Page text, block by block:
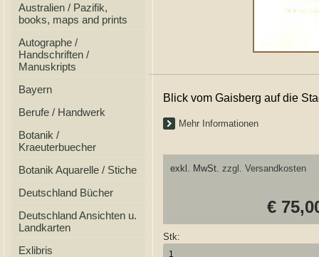
Australien / Pazifik,
books, maps and prints
Autographe /
Handschriften /
Manuskripts
Bayern
Berufe / Handwerk
Botanik /
Kraeuterbuecher
Botanik Aquarelle / Stiche
Deutschland Bücher
Deutschland Ansichten u.
Landkarten
Exlibris
Blick vom Gaisberg auf die
Mehr Informationen
exkl. MwSt. zzgl. Versandkosten
€
Stk: